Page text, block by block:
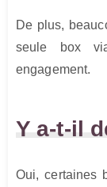
De plus,
seule box
engagement.
Y a-t-il
Oui, certaines